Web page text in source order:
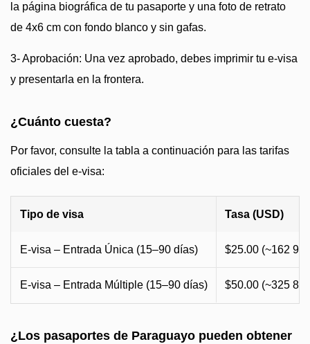
la página biográfica de tu pasaporte y una foto de retrato
de 4x6 cm con fondo blanco y sin gafas.
3- Aprobación: Una vez aprobado, debes imprimir tu e-visa
y presentarla en la frontera.
¿Cuánto cuesta?
Por favor, consulte la tabla a continuación para las tarifas
oficiales del e-visa:
Tipo de visa Tasa (USD)
E-visa – Entrada Única (15–90 días) $25.00 (~162
E-visa – Entrada Múltiple (15–90 días) $50.00 (~325
¿Los pasaportes de Paraguayo pueden obtener